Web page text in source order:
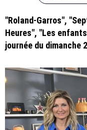
"Roland-Garros",
Heures", "Les
journée du dimanche